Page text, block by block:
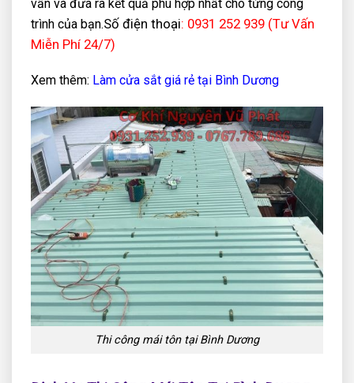
vấn và đưa ra kết quả phù hợp nhất cho từng công
trình của bạn.Số điện thoại: 0931 252 939 (Tư Vấn
Miễn Phí 24/7)
Xem thêm: Làm cửa sắt giá rẻ tại Bình Dương
Thi công mái tôn tại Bình Dương